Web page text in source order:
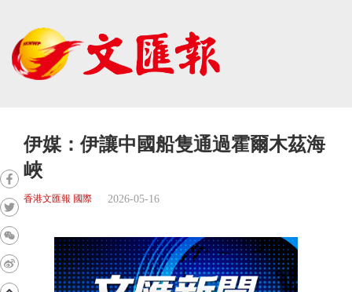
伊媒：伊讓中國船隻通過霍爾木茲海
峽
香港文匯報 國際 2026-05-16